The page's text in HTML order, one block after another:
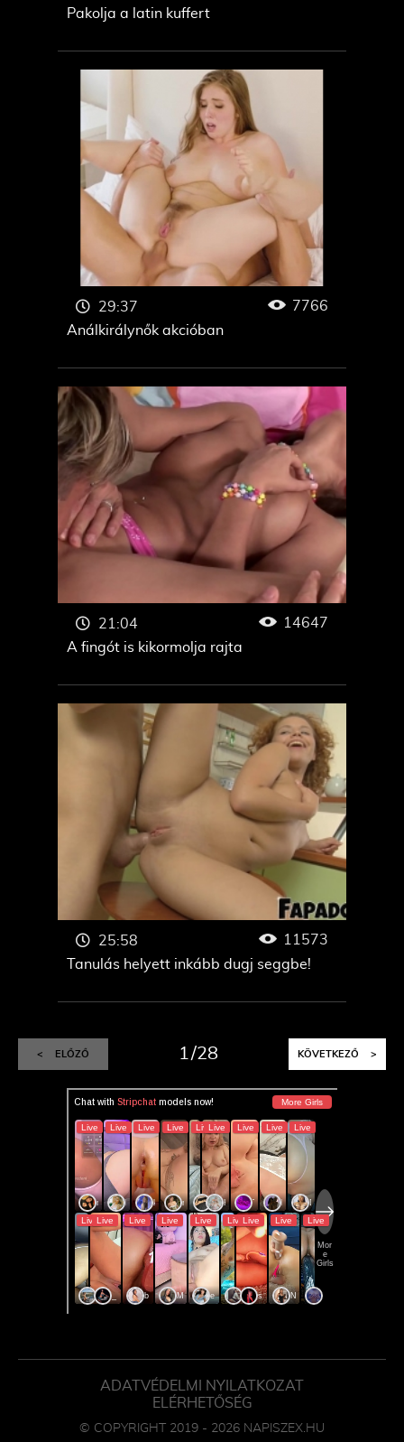
Pakolja a latin kuffert
Análkirálynők akcióban
29:37 7766
A fingót is kikormolja rajta
21:04 14647
Tanulás helyett inkább dugj seggbe!
25:58 11573
< ELŐZŐ 1 28 KÖVETKEZŐ >
ADATVÉDELMI NYILATKOZAT
ELÉRHETŐSÉG
© COPYRIGHT 2019 - 2026 NAPISZEX.HU